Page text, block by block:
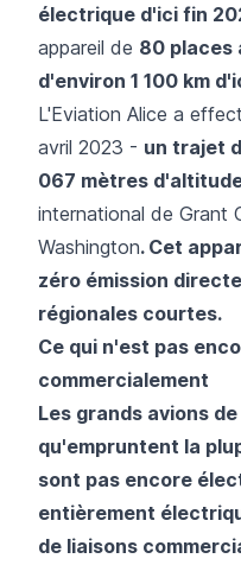
électrique d'ici fin
appareil de 80 places
d'environ 1 100 km
L'Eviation Alice a
avril 2023 - un trajet
067 mètres
international de Grant
Washington. Cet
zéro émission
régionales courtes.
Ce qui n'est pas
commercialement
Les grands avions
qu'empruntent la
sont pas encore
entièrement
de liaisons